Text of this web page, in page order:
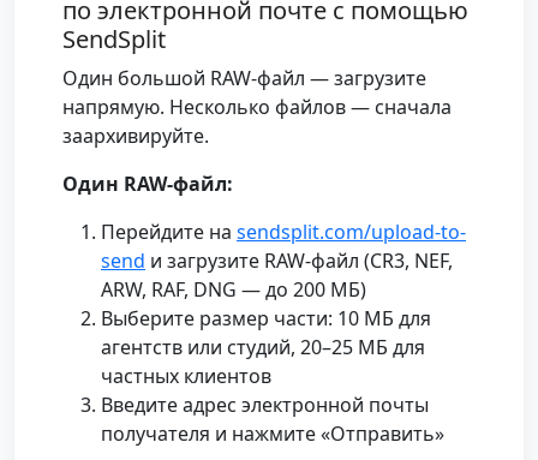
по электронной почте с помощью
SendSplit
Один большой RAW-файл — загрузите
напрямую. Несколько файлов — сначала
заархивируйте.
Один RAW-файл:
Перейдите на sendsplit.com/upload-to-
send и загрузите RAW-файл (CR3, NEF,
ARW, RAF, DNG — до 200 МБ)
Выберите размер части: 10 МБ для
агентств или студий, 20–25 МБ для
частных клиентов
Введите адрес электронной почты
получателя и нажмите «Отправить»